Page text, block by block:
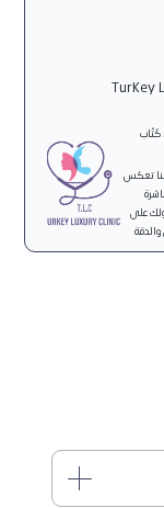
كُتّاب
هنا تعكس
على